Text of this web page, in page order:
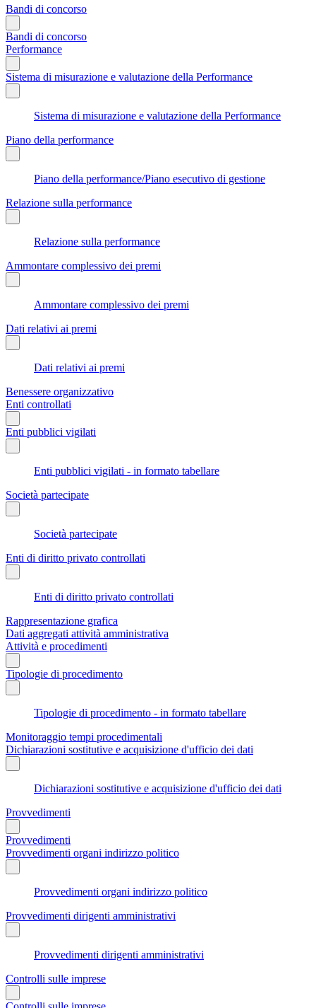
Bandi di concorso
Bandi di concorso
Performance
Sistema di misurazione e valutazione della Performance
Sistema di misurazione e valutazione della Performance
Piano della performance
Piano della performance/Piano esecutivo di gestione
Relazione sulla performance
Relazione sulla performance
Ammontare complessivo dei premi
Ammontare complessivo dei premi
Dati relativi ai premi
Dati relativi ai premi
Benessere organizzativo
Enti controllati
Enti pubblici vigilati
Enti pubblici vigilati - in formato tabellare
Società partecipate
Società partecipate
Enti di diritto privato controllati
Enti di diritto privato controllati
Rappresentazione grafica
Dati aggregati attività amministrativa
Attività e procedimenti
Tipologie di procedimento
Tipologie di procedimento - in formato tabellare
Monitoraggio tempi procedimentali
Dichiarazioni sostitutive e acquisizione d'ufficio dei dati
Dichiarazioni sostitutive e acquisizione d'ufficio dei dati
Provvedimenti
Provvedimenti
Provvedimenti organi indirizzo politico
Provvedimenti organi indirizzo politico
Provvedimenti dirigenti amministrativi
Provvedimenti dirigenti amministrativi
Controlli sulle imprese